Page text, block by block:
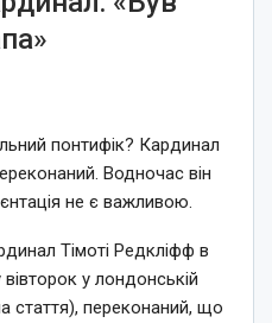
понтифік? Кардинал
Водночас він
не є важливою.
Тімоті Редкліфф в
у лондонській
стаття), переконаний, що